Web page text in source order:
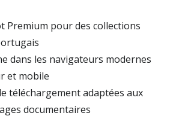
Premium pour des collections
dans les navigateurs modernes
et mobile
téléchargement adaptées aux
documentaires